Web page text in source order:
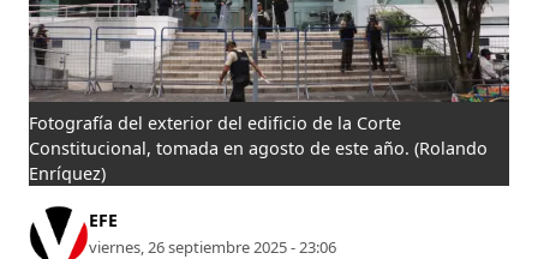
Fotografía del exterior del edificio de la Corte
Constitucional, tomada en agosto de este año. (Rolando
Enríquez)
EFE
viernes, 26 septiembre 2025 - 23:06